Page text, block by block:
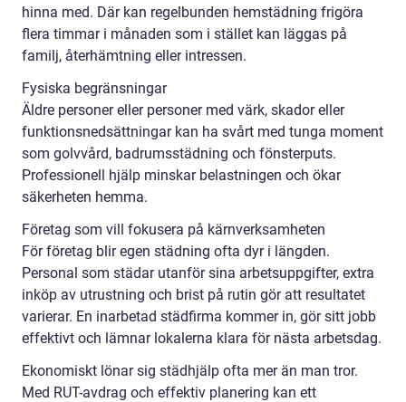
hinna med. Där kan regelbunden hemstädning frigöra
flera timmar i månaden som i stället kan läggas på
familj, återhämtning eller intressen.
Fysiska begränsningar
Äldre personer eller personer med värk, skador eller
funktionsnedsättningar kan ha svårt med tunga moment
som golvvård, badrumsstädning och fönsterputs.
Professionell hjälp minskar belastningen och ökar
säkerheten hemma.
Företag som vill fokusera på kärnverksamheten
För företag blir egen städning ofta dyr i längden.
Personal som städar utanför sina arbetsuppgifter, extra
inköp av utrustning och brist på rutin gör att resultatet
varierar. En inarbetad städfirma kommer in, gör sitt jobb
effektivt och lämnar lokalerna klara för nästa arbetsdag.
Ekonomiskt lönar sig städhjälp ofta mer än man tror.
Med RUT-avdrag och effektiv planering kan ett